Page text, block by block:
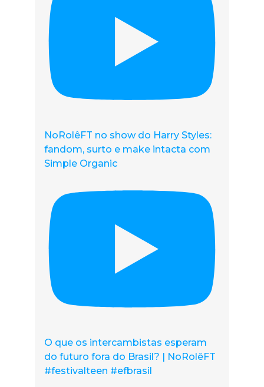
NoRolêFT no show do Harry Styles:
fandom, surto e make intacta com
Simple Organic
O que os intercambistas esperam
do futuro fora do Brasil? | NoRolêFT
#festivalteen #efbrasil